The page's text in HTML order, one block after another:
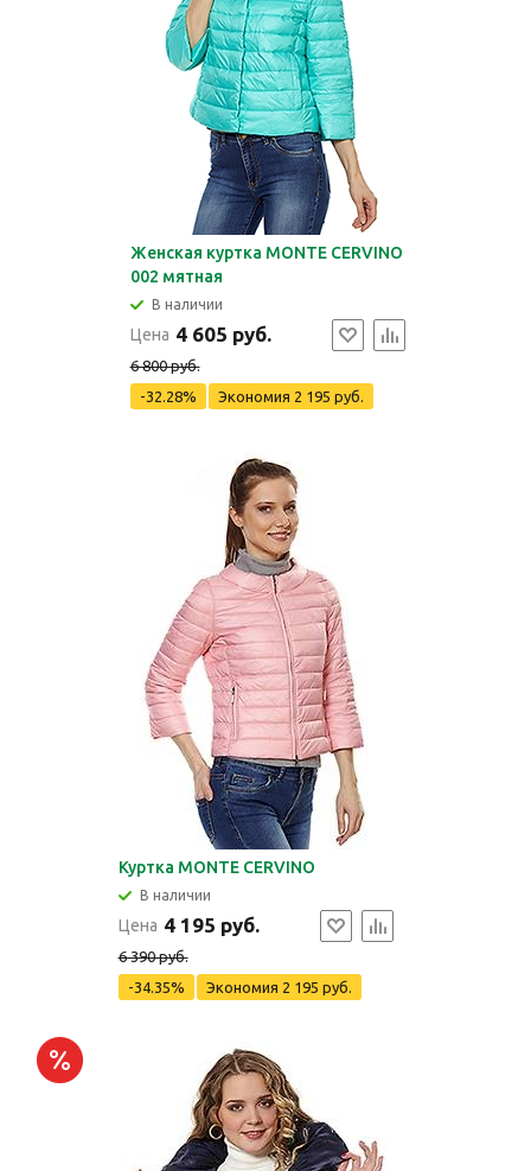
Женская куртка MONTE CERVINO
002 мятная
В наличии
Цена 4 605 руб.
6 800 руб.
-32.28%
Экономия 2 195 руб.
Куртка MONTE CERVINO
В наличии
Цена 4 195 руб.
6 390 руб.
-34.35%
Экономия 2 195 руб.